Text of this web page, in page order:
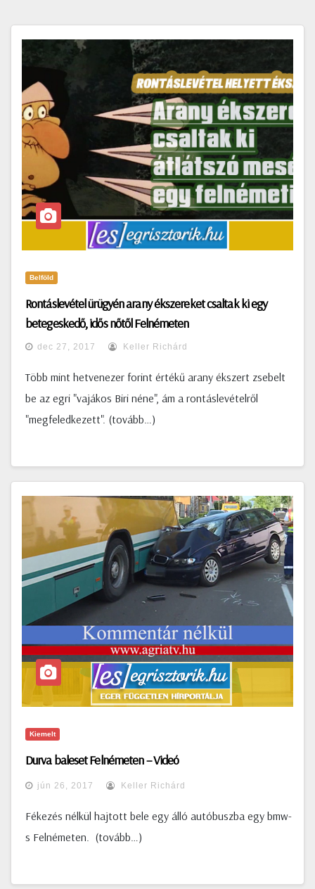
Belföld
Rontáslevétel ürügyén arany ékszereket csaltak ki egy
betegeskedő, idős nőtől Felnémeten
dec 27, 2017 Keller Richárd
Több mint hetvenezer forint értékű arany ékszert zsebelt
be az egri "vajákos Biri néne", ám a rontáslevételről
"megfeledkezett". (tovább…)
Kiemelt
Durva baleset Felnémeten – Videó
jún 26, 2017 Keller Richárd
Fékezés nélkül hajtott bele egy álló autóbuszba egy bmw-
s Felnémeten. (tovább…)